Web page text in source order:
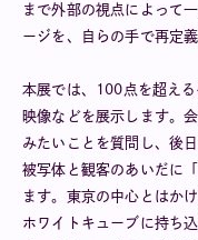
まで外部の視点によって
ージを、自らの手で再定
本展では、100点を超え
映像などを展示します。
みたいことを質問し、後
被写体と観客のあいだに
ます。東京の中心とはか
ホワイトキューブに持ち